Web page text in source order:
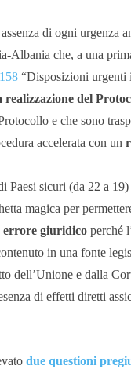
di ogni urgenza
Albania che, a una
“Disposizioni urgenti
realizzazione del
e che sono
accelerata con un
Paesi sicuri (da 22 a
magica per
errore giuridico perché
in una fonte
dell’Unione e dalla
di effetti diretti
due questioni